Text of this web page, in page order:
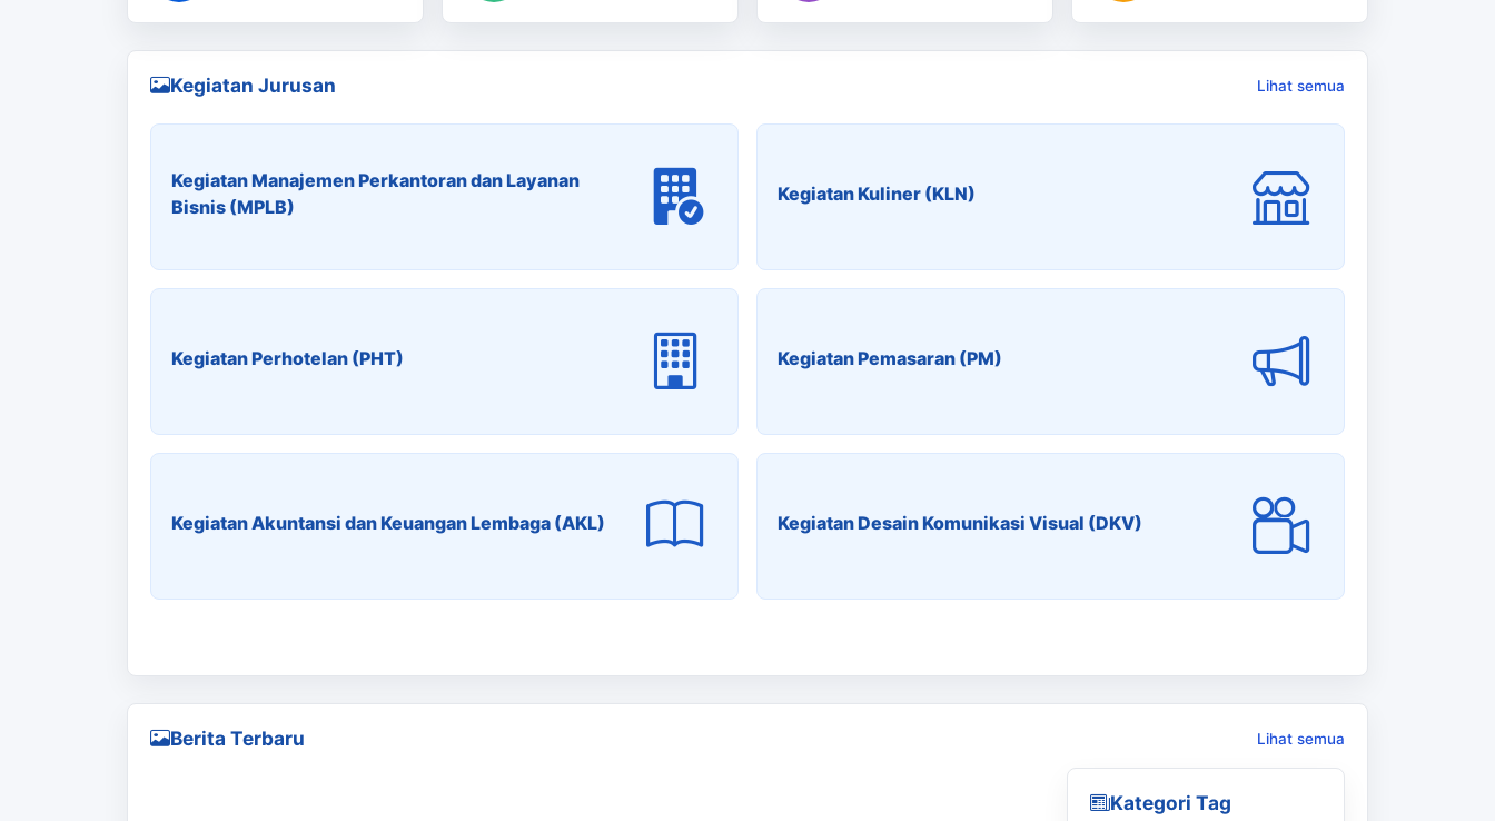
Kegiatan Jurusan Lihat semua
Kegiatan Manajemen Perkantoran dan Layanan
Bisnis (MPLB)
Kegiatan Kuliner (KLN)
Kegiatan Perhotelan (PHT) Kegiatan Pemasaran (PM)
Kegiatan Akuntansi dan Keuangan Lembaga (AKL) Kegiatan Desain Komunikasi Visual (DKV)
Berita Terbaru Lihat semua
Kategori Tag